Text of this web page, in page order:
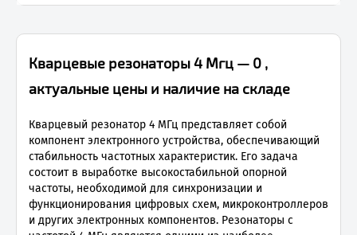
Кварцевые резонаторы 4 Мгц — 0 ,
актуальные цены и наличие на складе
Кварцевый резонатор 4 МГц представляет собой
компонент электронного устройства, обеспечивающий
стабильность частотных характеристик. Его задача
состоит в выработке высокостабильной опорной
частоты, необходимой для синхронизации и
функционирования цифровых схем, микроконтроллеров
и других электронных компонентов. Резонаторы с